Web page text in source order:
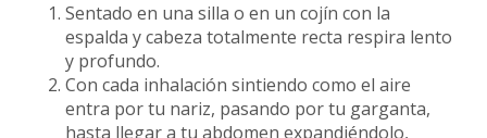
Sentado en una silla o en un cojín con la
espalda y cabeza totalmente recta respira lento
y profundo.
Con cada inhalación sintiendo como el aire
entra por tu nariz, pasando por tu garganta,
hasta llegar a tu abdomen expandiéndolo,